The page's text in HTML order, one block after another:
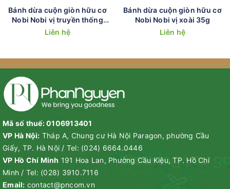
Bánh dừa cuộn giòn hữu cơ
Nobi Nobi vị truyền thống
35g
Liên hệ
Bánh dừa cuộn giòn hữu cơ
Nobi Nobi vị xoài 35g
Liên hệ
Mã số thuế: 0106913401
VP Hà Nội: Tháp A, Chung cư Hà Nội Paragon, phường Cầu
Giấy, TP. Hà Nội / Tel: (024) 6664.0446
VP Hồ Chí Minh 191 Hoa Lan, Phường Cầu Kiệu, TP. Hồ Chí
Minh / Tel: (028) 3910.7116
Email: contact@pncom.vn